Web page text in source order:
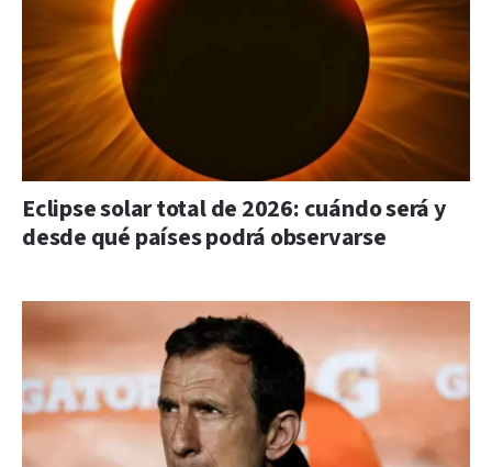
Eclipse solar total de 2026: cuándo será y
desde qué países podrá observarse